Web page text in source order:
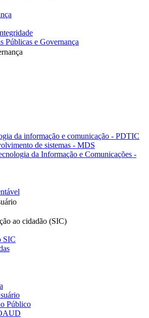
Públicas e Governança
da informação e comunicação - PDTIC
de sistemas - MDS
da Informação e Comunicações -
ao cidadão (SIC)
SIC
Público